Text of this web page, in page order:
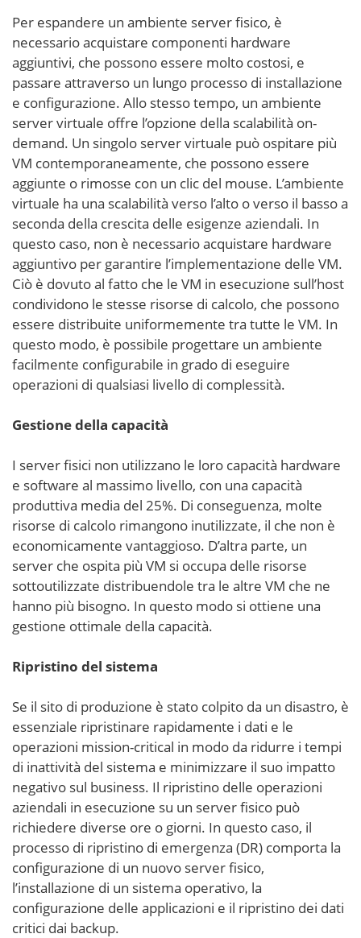
Per espandere un ambiente server fisico, è
necessario acquistare componenti hardware
aggiuntivi, che possono essere molto costosi, e
passare attraverso un lungo processo di installazione
e configurazione. Allo stesso tempo, un ambiente
server virtuale offre l’opzione della scalabilità on-
demand. Un singolo server virtuale può ospitare più
VM contemporaneamente, che possono essere
aggiunte o rimosse con un clic del mouse. L’ambiente
virtuale ha una scalabilità verso l’alto o verso il basso a
seconda della crescita delle esigenze aziendali. In
questo caso, non è necessario acquistare hardware
aggiuntivo per garantire l’implementazione delle VM.
Ciò è dovuto al fatto che le VM in esecuzione sull’host
condividono le stesse risorse di calcolo, che possono
essere distribuite uniformemente tra tutte le VM. In
questo modo, è possibile progettare un ambiente
facilmente configurabile in grado di eseguire
operazioni di qualsiasi livello di complessità.
Gestione della capacità
I server fisici non utilizzano le loro capacità hardware
e software al massimo livello, con una capacità
produttiva media del 25%. Di conseguenza, molte
risorse di calcolo rimangono inutilizzate, il che non è
economicamente vantaggioso. D’altra parte, un
server che ospita più VM si occupa delle risorse
sottoutilizzate distribuendole tra le altre VM che ne
hanno più bisogno. In questo modo si ottiene una
gestione ottimale della capacità.
Ripristino del sistema
Se il sito di produzione è stato colpito da un disastro, è
essenziale ripristinare rapidamente i dati e le
operazioni mission-critical in modo da ridurre i tempi
di inattività del sistema e minimizzare il suo impatto
negativo sul business. Il ripristino delle operazioni
aziendali in esecuzione su un server fisico può
richiedere diverse ore o giorni. In questo caso, il
processo di ripristino di emergenza (DR) comporta la
configurazione di un nuovo server fisico,
l’installazione di un sistema operativo, la
configurazione delle applicazioni e il ripristino dei dati
critici dai backup.